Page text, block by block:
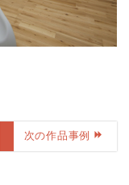
次の作品事例